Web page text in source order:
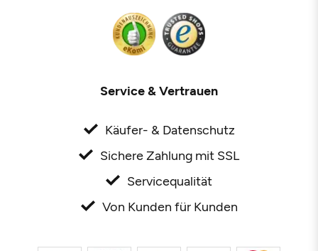
Service & Vertrauen
Käufer- & Datenschutz
Sichere Zahlung mit SSL
Servicequalität
Von Kunden für Kunden